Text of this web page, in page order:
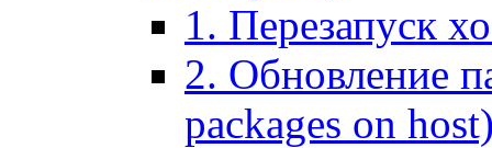
1. Перезапуск
2. Обновление
packages on